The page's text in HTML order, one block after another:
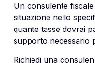
Un consulente
situazione nello
quante tasse dovrai
supporto necessario
Richiedi una